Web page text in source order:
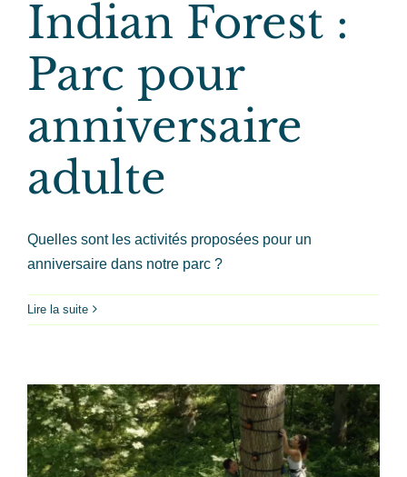
Indian Forest :
Parc pour
anniversaire
adulte
Quelles sont les activités proposées pour un
anniversaire dans notre parc ?
Lire la suite